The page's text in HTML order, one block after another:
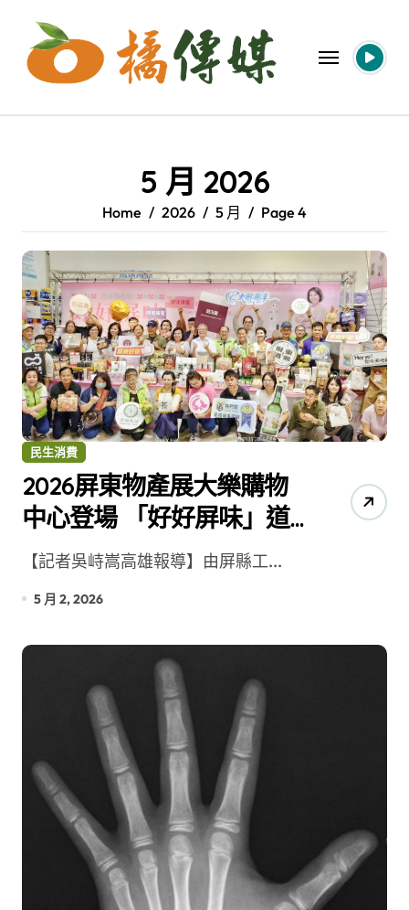
content
5 月 2026
Home 2026 5 月 Page 4
民生消費
2026屏東物產展大樂購物
中心登場 「好好屏味」道
地的屏東好物
【記者吳峙嵩高雄報導】由屏縣工...
5 月 2, 2026